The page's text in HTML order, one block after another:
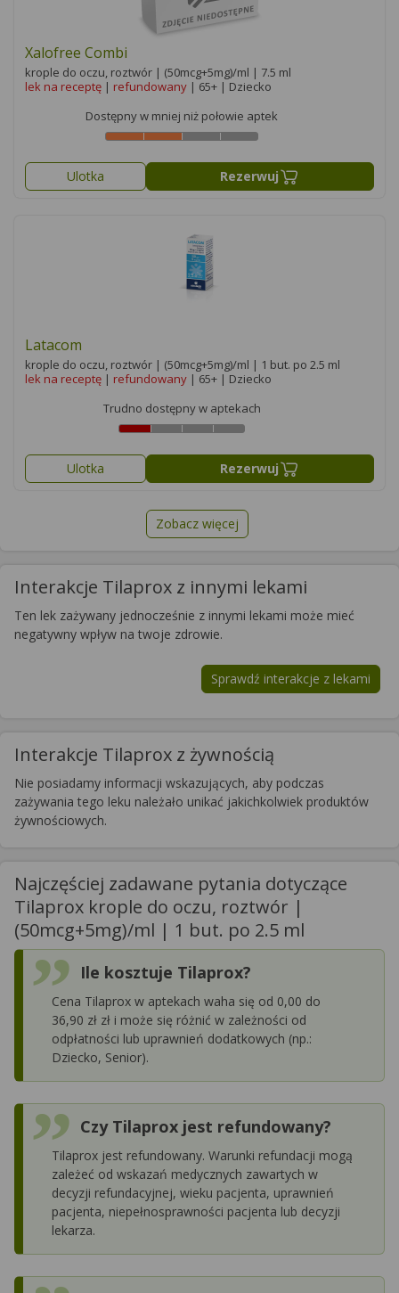
Xalofree Combi
krople do oczu, roztwór | (50mcg+5mg)/ml | 7.5 ml
lek na receptę | refundowany | 65+ | Dziecko
Dostępny w mniej niż połowie aptek
Ulotka Rezerwuj
Latacom
krople do oczu, roztwór | (50mcg+5mg)/ml | 1 but. po 2.5 ml
lek na receptę | refundowany | 65+ | Dziecko
Trudno dostępny w aptekach
Ulotka Rezerwuj
Zobacz więcej
Interakcje Tilaprox z innymi lekami
Ten lek zażywany jednocześnie z innymi lekami może mieć
negatywny wpływ na twoje zdrowie.
Sprawdź interakcje z lekami
Interakcje Tilaprox z żywnością
Nie posiadamy informacji wskazujących, aby podczas
zażywania tego leku należało unikać jakichkolwiek produktów
żywnościowych.
Najczęściej zadawane pytania dotyczące
Tilaprox krople do oczu, roztwór |
(50mcg+5mg)/ml | 1 but. po 2.5 ml
Ile kosztuje Tilaprox?
Cena Tilaprox w aptekach waha się od 0,00 do
36,90 zł zł i może się różnić w zależności od
odpłatności lub uprawnień dodatkowych (np.:
Dziecko, Senior).
Czy Tilaprox jest refundowany?
Tilaprox jest refundowany. Warunki refundacji mogą
zależeć od wskazań medycznych zawartych w
decyzji refundacyjnej, wieku pacjenta, uprawnień
pacjenta, niepełnosprawności pacjenta lub decyzji
lekarza.